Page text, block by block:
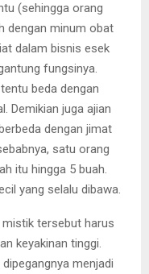
(sehingga orang
dengan minum obat
dalam bisnis esek
fungsinya.
beda dengan
Demikian juga ajian
dengan jimat
satu orang
itu hingga 5 buah.
yang selalu dibawa.
mistik tersebut harus
keyakinan tinggi.
menjadi